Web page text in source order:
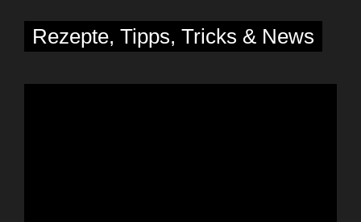
Rezepte, Tipps, Tricks & News